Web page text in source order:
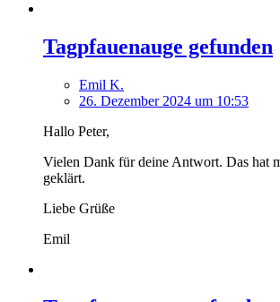
Tagpfauenauge gefunden
Emil K.
26. Dezember 2024 um 10:53
Hallo Peter,
Vielen Dank für deine Antwort. Das hat
geklärt.
Liebe Grüße
Emil